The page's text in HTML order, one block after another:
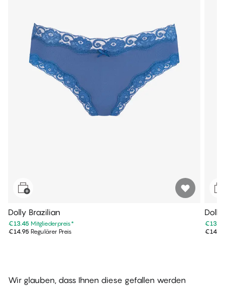
Dolly Brazilian
€13.45 Mitgliederpreis*
€14.95 Regulärer Preis
Dolly
€13.45
€14.95
Wir glauben, dass Ihnen diese gefallen werden